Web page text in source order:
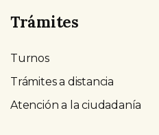
Trámites
Turnos
Trámites a distancia
Atención a la ciudadanía